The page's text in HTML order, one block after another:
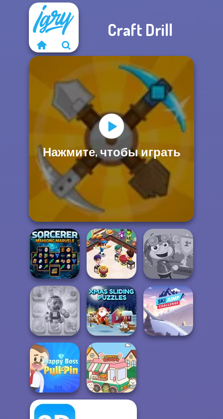
Craft Drill
Нажмите, чтобы играть
Sorcerer
Mahjong Marvels
Cooking
Restaurant
Kitchen
Poptropica
Candy Shop
Merge
Xmas Sliding
Puzzles